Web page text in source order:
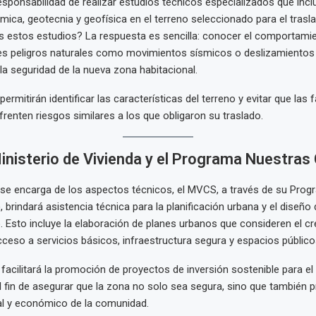
geotecnia y geofísica en el terreno seleccionado para el
estos estudios? La respuesta es sencilla: conocer el
peligros naturales como movimientos sísmicos o
seguridad de la nueva zona habitacional.
identificar las características del terreno y evitar que las
riesgos similares a los que obligaron su traslado.
de Vivienda y el Programa Nuestras
encarga de los aspectos técnicos, el MVCS, a través de su
brindará asistencia técnica para la planificación urbana y el diseño
Esto incluye la elaboración de planes urbanos que consideren el
a servicios básicos, infraestructura segura y espacios
facilitará la promoción de proyectos de inversión sostenible para el
fin de asegurar que la zona no solo sea segura, sino que también
y económico de la comunidad.